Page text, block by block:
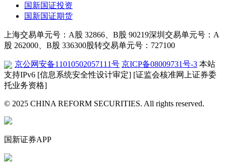
国新国证投资
国新国证期货
上海交易单元号：A股 32866、B股 90219深圳交易单元号：A
股 262000、B股 336300股转交易单元号：727100
京公网安备11010502057111号 京ICP备08009731号-3 本站
支持IPv6 [信息系统安全性设计审定] [证监会核准网上证券委
托业务资格]
© 2025 CHINA REFORM SECURITIES. All rights reserved.
国新证券APP